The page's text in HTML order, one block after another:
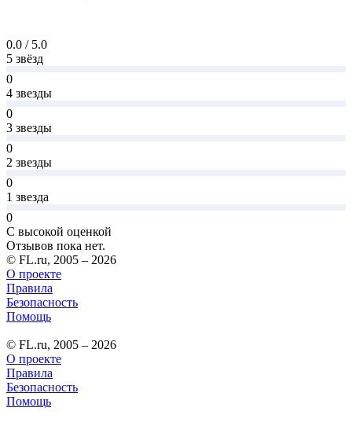
0.0 / 5.0
5 звёзд
0
4 звезды
0
3 звезды
0
2 звезды
0
1 звезда
0
С высокой оценкой
Отзывов пока нет.
© FL.ru, 2005 – 2026
О проекте
Правила
Безопасность
Помощь
© FL.ru, 2005 – 2026
О проекте
Правила
Безопасность
Помощь